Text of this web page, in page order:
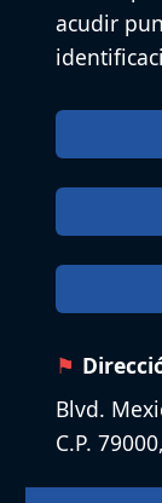
acudir
Blvd.
C.P.